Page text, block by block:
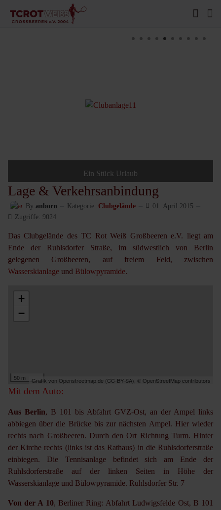
Ein Stück Urlaub
Lage & Verkehrsanbindung
By anborn Kategorie: Clubgelände
01. April 2015
Zugriffe: 9024
Das Clubgelände des TC Rot Weiß Großbeeren e.V. liegt am
Ende der Ruhlsdorfer Straße, im südwestlich von Berlin
gelegenen Großbeeren, auf freiem Feld, zwischen
Wasserskianlage und Bülowpyramide.
+
−
50 m Grafik von Openstreetmap.de (CC-BY-SA), © OpenStreetMap contributors
Mit dem Auto:
Aus Berlin, B 101 bis Abfahrt GVZ-Ost, an der Ampel links
abbiegen über die Brücke bis zur nächsten Ampel. Hier wieder
rechts nach Großbeeren. Durch den Ort Richtung Turm. Hinter
der Kirche rechts (links ist das Rathaus) in die Ruhlsdorferstraße
einbiegen. Die Tennisanlage befindet sich am Ende der
Ruhlsdorferstraße auf der linken Seiten in Höhe der
Wasserskianlage und Bülowpyramide. Ruhlsdorfer Str. 7
Von der A 10, Berliner Ring: Abfahrt Ludwigsfelde Ost, B 101